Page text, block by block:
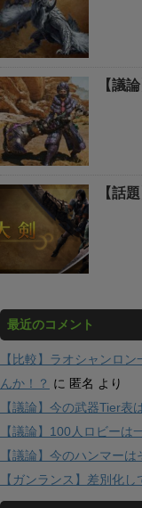
【議
【話
最近のコメント
【比較】ラオシャンロ
んか！？ に 匿名 より
【議論】今の武器Tier表
【議論】100人ロビーは
【議論】今のハンマー
【ガンランス】差別化